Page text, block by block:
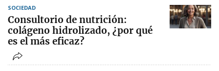
SOCIEDAD
Consultorio de nutrición:
colágeno hidrolizado, ¿por qué
es el más eficaz?